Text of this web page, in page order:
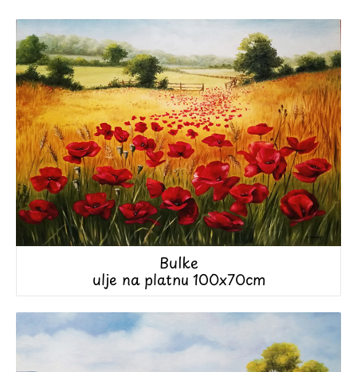
Bulke
ulje na platnu 100x70cm